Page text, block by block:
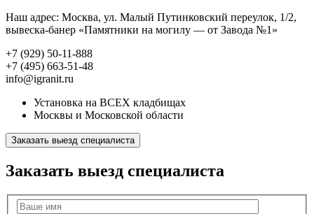
Наш адрес: Москва, ул. Малый Путинковский переулок, 1/2,
вывеска-банер «Памятники на могилу — от Завода №1»
+7 (929) 50-11-888
+7 (495) 663-51-48
info@igranit.ru
Установка на ВСЕХ кладбищах
Москвы и Московской области
Заказать выезд специалиста
Заказать выезд специалиста